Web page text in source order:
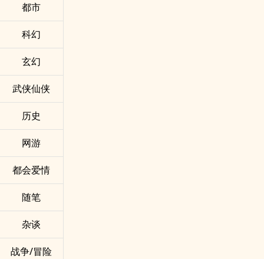
都市
科幻
玄幻
武侠仙侠
历史
网游
都会爱情
随笔
杂谈
战争/冒险